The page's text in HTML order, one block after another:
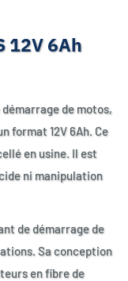
12V 6Ah
de motos,
format 12V 6Ah. Ce
en usine. Il est
ni manipulation
de démarrage de
Sa conception
en fibre de